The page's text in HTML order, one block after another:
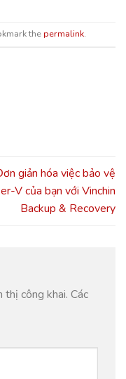
thepermalink.
giản hóa việc bảo vệ
V của bạn với Vinchin
Backup & Recovery
thị công khai. Các